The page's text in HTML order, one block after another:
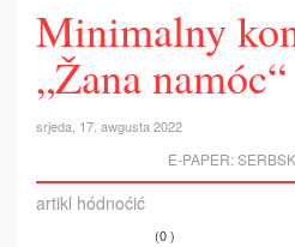
Minimalny
„Žana namóc“
srjeda, 17. awgusta 2022
E-PAPER:
artikl hódnoćić
(0 )